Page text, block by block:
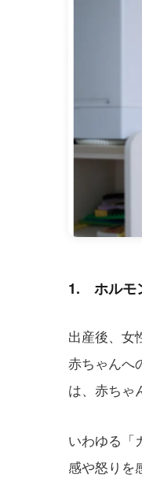
1. ホルモ
出産後、女
赤ちゃんへ
は、赤ちゃ
いわゆる「
感や怒りを